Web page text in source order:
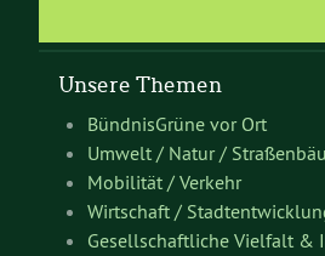
Unsere Themen
BündnisGrüne vor Ort
Umwelt / Natur /
Mobilität / Verkehr
Wirtschaft /
Gesellschaftliche Vielfalt &